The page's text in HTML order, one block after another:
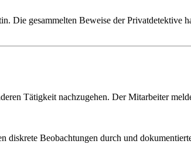
Die gesammelten Beweise der Privatdetektive
Tätigkeit nachzugehen. Der Mitarbeiter
Beobachtungen durch und